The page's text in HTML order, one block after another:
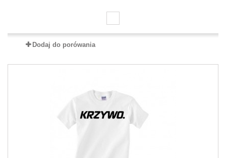
Dodaj do porówania